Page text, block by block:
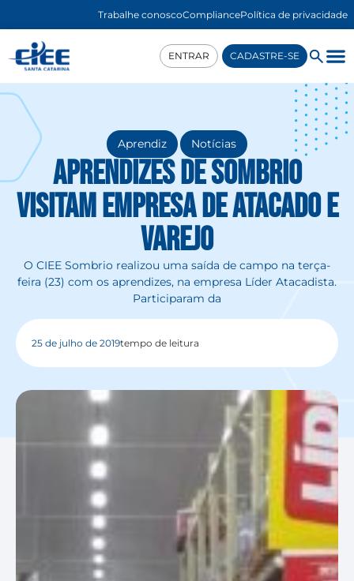
Trabalhe conoscoCompliancePolítica de privacidade
ENTRAR CADASTRE-SE
Aprendiz , Notícias
Aprendizes de Sombrio
visitam empresa de atacado e
varejo
O CIEE Sombrio realizou uma saída de campo na terça-
feira (23) com os aprendizes, na empresa Líder Atacadista.
Participaram da
25 de julho de 2019tempo de leitura